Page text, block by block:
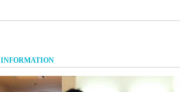
INFORMATION